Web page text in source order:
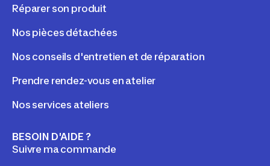
Réparer son produit
Nos pièces détachées
Nos conseils d'entretien et de réparation
Prendre rendez-vous en atelier
Nos services ateliers
BESOIN D'AIDE ?
Suivre ma commande